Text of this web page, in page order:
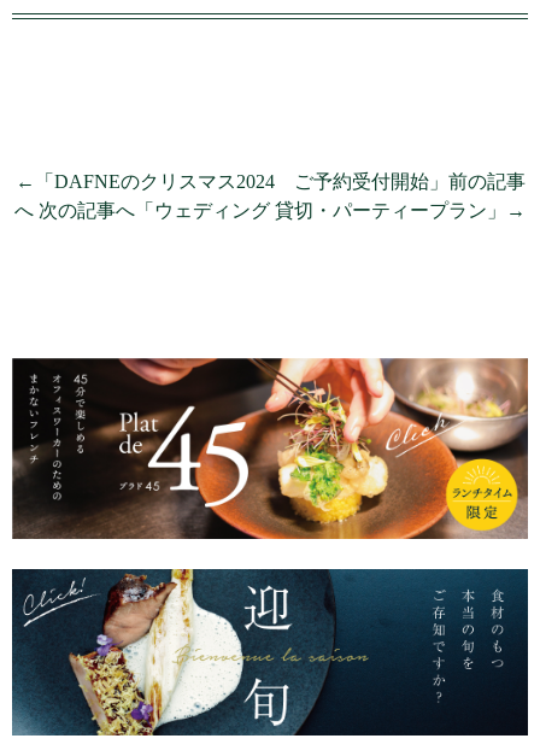
←「DAFNEのクリスマス2024 ご予約受付開始」前の記事
へ 次の記事へ「ウェディング 貸切・パーティープラン」→